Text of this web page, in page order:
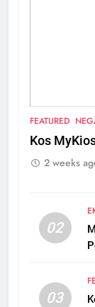
FEATURED
Kos
2 weeks
02
03